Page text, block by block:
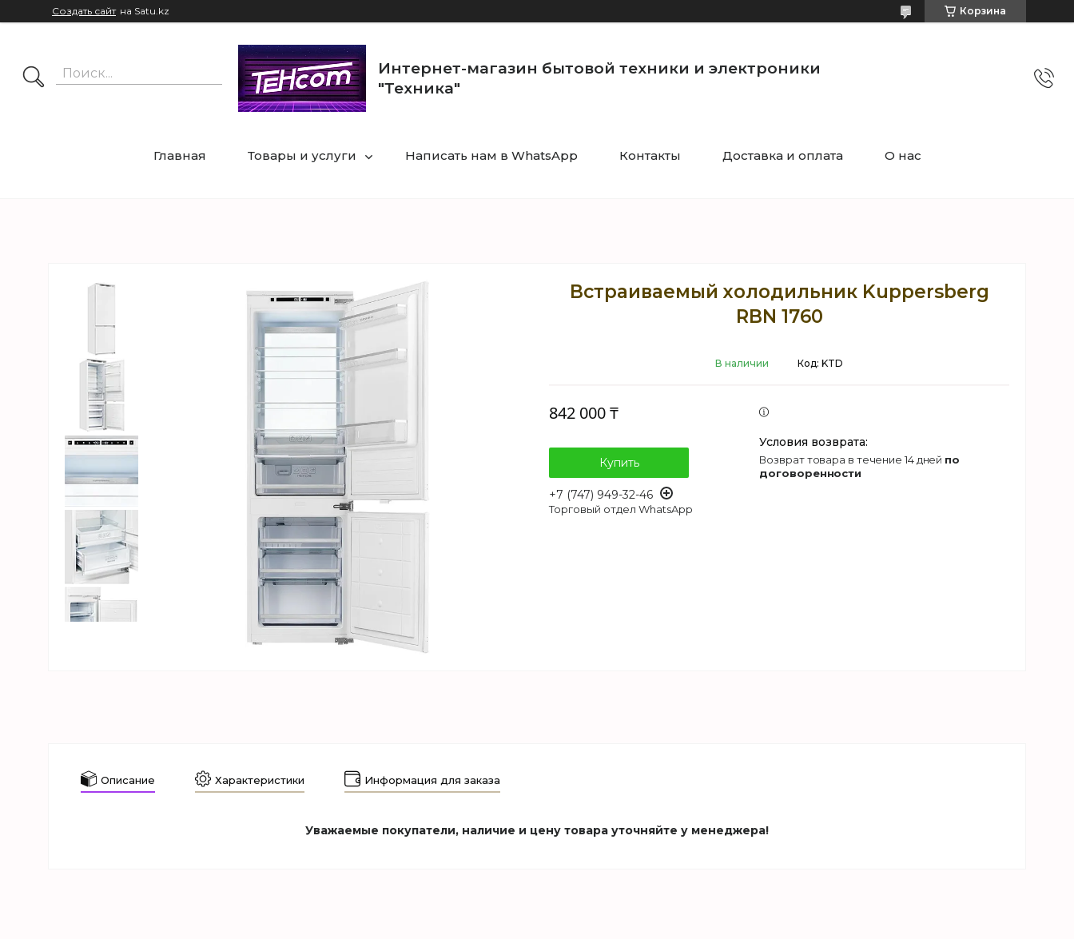
Создать сайт на Satu.kz Корзина
Интернет-магазин бытовой техники и электроники
"Техника"
Главная Товары и услуги Написать нам в WhatsApp Контакты Доставка и оплата О нас
Встраиваемый холодильник Kuppersberg
RBN 1760
В наличии Код: KTD
842 000 ₸
Купить
+7 (747) 949-32-46
Торговый отдел WhatsApp
возврат товара в течение 14 дней по
договоренности
Описание Характеристики Информация для заказа
Уважаемые покупатели, наличие и цену товара уточняйте у менеджера!